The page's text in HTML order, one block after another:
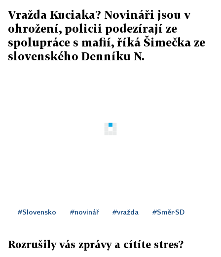
Vražda Kuciaka? Novináři jsou v
ohrožení, policii podezírají ze
spolupráce s mafií, říká Šimečka ze
slovenského Denníku N.
#Slovensko #novinář #vražda #Směr-SD
Rozrušily vás zprávy a cítíte stres?